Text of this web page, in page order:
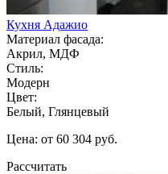
Кухня Адажио
Материал фасада:
Акрил, МДФ
Стиль:
Модерн
Цвет:
Белый, Глянцевый
Цена: от 60 304 руб.
Рассчитать